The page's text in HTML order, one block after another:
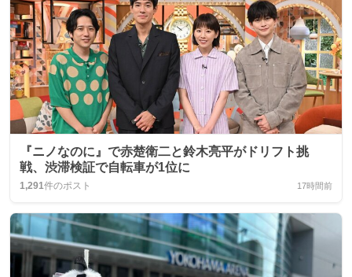
『ニノなのに』で赤楚衛二と鈴木亮平がドリフト挑
戦、渋滞検証で自転車が1位に
1,291件のポスト 17時間前